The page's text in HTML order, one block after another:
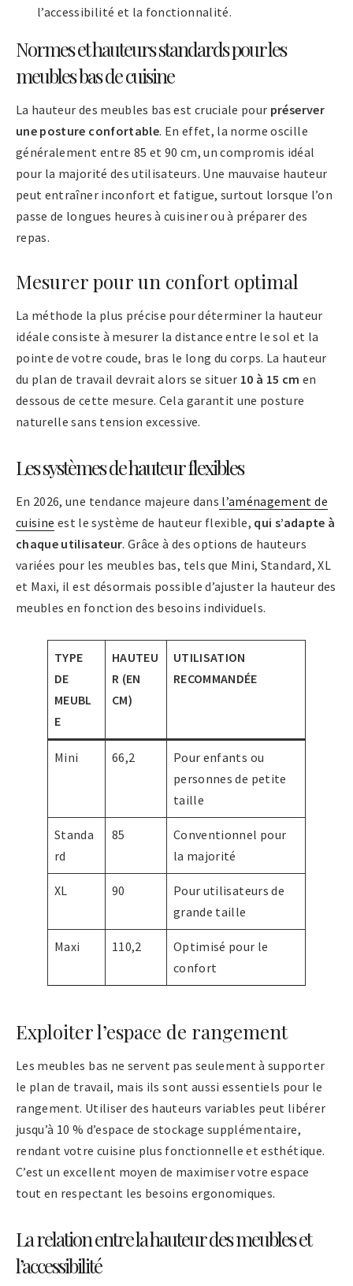
l’accessibilité et la fonctionnalité.
Normes et hauteurs standards pour les
meubles bas de cuisine
La hauteur des meubles bas est cruciale pour préserver
une posture confortable. En effet, la norme oscille
généralement entre 85 et 90 cm, un compromis idéal
pour la majorité des utilisateurs. Une mauvaise hauteur
peut entraîner inconfort et fatigue, surtout lorsque l’on
passe de longues heures à cuisiner ou à préparer des
repas.
Mesurer pour un confort optimal
La méthode la plus précise pour déterminer la hauteur
idéale consiste à mesurer la distance entre le sol et la
pointe de votre coude, bras le long du corps. La hauteur
du plan de travail devrait alors se situer 10 à 15 cm en
dessous de cette mesure. Cela garantit une posture
naturelle sans tension excessive.
Les systèmes de hauteur flexibles
En 2026, une tendance majeure dans l’aménagement de
cuisine est le système de hauteur flexible, qui s’adapte à
chaque utilisateur. Grâce à des options de hauteurs
variées pour les meubles bas, tels que Mini, Standard, XL
et Maxi, il est désormais possible d’ajuster la hauteur des
meubles en fonction des besoins individuels.
TYPE
DE
MEUBL
E
HAUTEU
R (EN
CM)
UTILISATION
RECOMMANDÉE
Mini 66,2
Pour enfants ou
personnes de petite
taille
Standa
rd
85
Conventionnel pour
la majorité
XL 90
Pour utilisateurs de
grande taille
Maxi 110,2
Optimisé pour le
confort
Exploiter l’espace de rangement
Les meubles bas ne servent pas seulement à supporter
le plan de travail, mais ils sont aussi essentiels pour le
rangement. Utiliser des hauteurs variables peut libérer
jusqu’à 10 % d’espace de stockage supplémentaire,
rendant votre cuisine plus fonctionnelle et esthétique.
C’est un excellent moyen de maximiser votre espace
tout en respectant les besoins ergonomiques.
La relation entre la hauteur des meubles et
l’accessibilité